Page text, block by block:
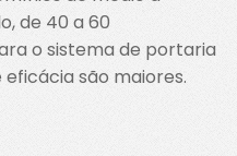
de 40 a 60
o sistema de portaria
são maiores.